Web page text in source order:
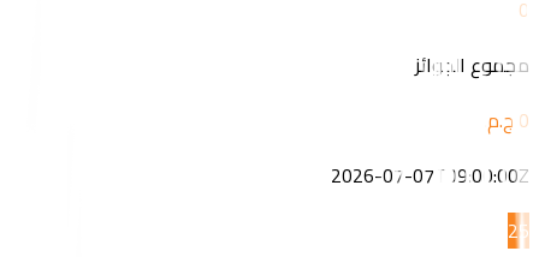
0
مجموع الجوائز
2026-07-07T09:00:00Z
25